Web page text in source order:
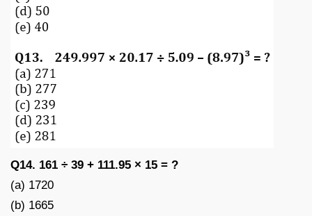
Q14. 161 ÷ 39 + 111.95 × 15 = ?
(a) 1720
(b) 1665